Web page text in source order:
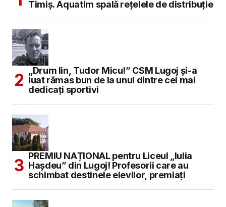
Timiș. Aquatim spală rețelele de distribuție
„Drum lin, Tudor Micu!” CSM Lugoj și-a
luat rămas bun de la unul dintre cei mai
dedicați sportivi
PREMIU NAȚIONAL pentru Liceul „Iulia
Hașdeu” din Lugoj! Profesorii care au
schimbat destinele elevilor, premiați